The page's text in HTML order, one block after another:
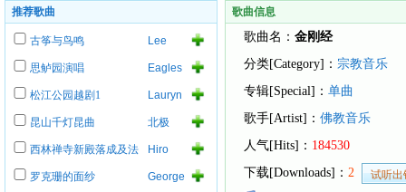
推荐歌曲
古筝与鸟鸣
Lee
Parnell
思鲈园演唱
Eagles
Death
Metal
松江公园越剧1
Lauryn
昆山千灯昆曲
北极
西林禅寺新殿落成及法
Hiro
罗克珊的面纱
George
歌曲信息
歌曲名： 金刚经
分类[Category]： 宗教音乐
专辑[Special]： 单曲
歌手[Artist]： 佛教音乐
人气[Hits]： 184530
下载[Downloads]： 2